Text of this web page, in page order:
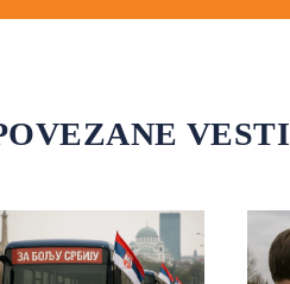
VESTI